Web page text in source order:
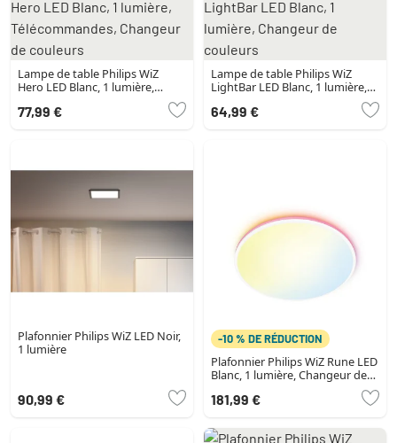
Lampe de table Philips WiZ
Hero LED Blanc, 1 lumière,
Télécommandes, Changeur de
couleurs
77,99 €
Lampe de table Philips WiZ
LightBar LED Blanc, 1 lumière,
64,99 €
Plafonnier Philips WiZ LED Noir,
1 lumière
90,99 €
-10 % DE RÉDUCTION
Plafonnier Philips WiZ Rune LED
Blanc, 1 lumière, Changeur de
181,99 €